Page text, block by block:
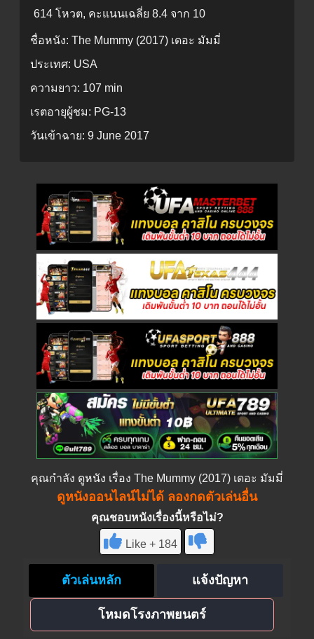
614 โหวต, คะแนนเฉลี่ย 8.4 จาก 10
ชื่อหนัง: The Mummy (2017) เดอะ มัมมี่
ประเทศ: USA
ความยาว: 107 min
เรตอายุผู้ชม: PG-13
วันเข้าฉาย: 9 June 2017
คุณกำลัง ดูหนัง เรื่อง The Mummy (2017) เดอะ มัมมี่
ดูหนังออนไลน์ไม่ได้ ลองกดตัวเล่นอื่น
คุณชอบหนังเรื่องนี้หรือไม่?
Like + 184
ตัวเล่นหลัก แจ้งปัญหา
โหมดโรงภาพยนตร์